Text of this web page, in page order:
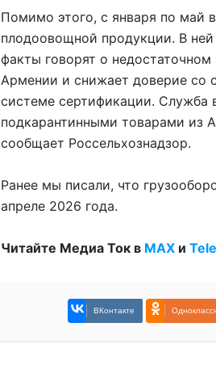
Помимо этого, с января по май
плодоовощной продукции. В
факты говорят о
Армении и снижает доверие со
системе сертификации. Служба
подкарантинными товарами из
сообщает Россельхознадзор.
Ранее мы писали, что
апреле 2026 года.
Читайте Медиа Ток в МАХ и
ВКонтакте